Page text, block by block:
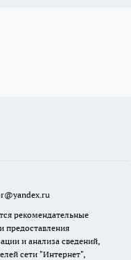
рекомендательные
предоставления
и анализа сведений,
сети "Интернет",